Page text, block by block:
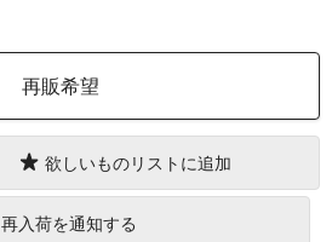
再販希望
欲しいものリストに追加
再入荷を通知する